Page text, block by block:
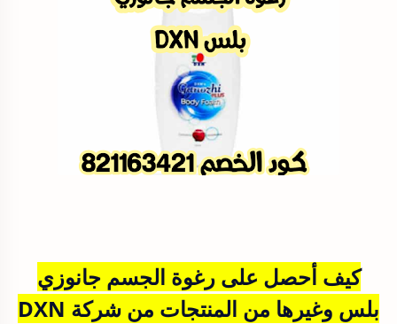
كيف أحصل على رغوة الجسم جانوزي
بلس وغيرها من المنتجات من شركة DXN